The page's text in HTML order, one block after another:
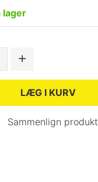
lager
LÆG I KURV
Sammenlign produkt